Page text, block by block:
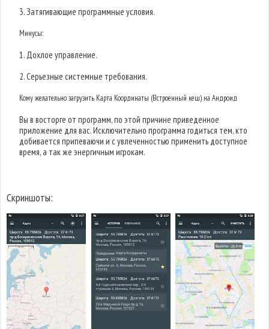
3. Затягивающие программные условия.
Минусы:
1. Дохлое управление.
2. Серьезные системные требования.
Кому желательно загрузить Карта Координаты (Встроенный кеш) на Андроид
Вы в восторге от программ, по этой причине приведенное
приложение для вас. Исключительно программа годиться тем, кто
добивается припеваючи и с увлеченностью применить доступное
время, а так же энергичным игрокам.
Скриншоты: